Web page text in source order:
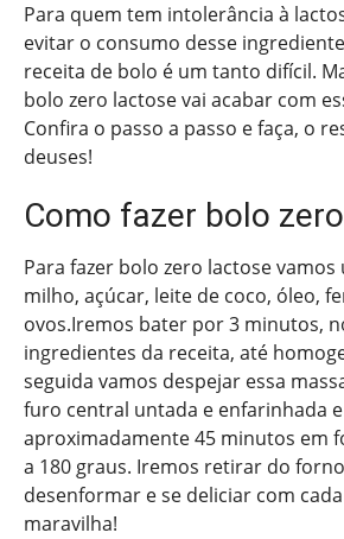
Para quem tem intolerância à
evitar o consumo desse
receita de bolo é um tanto difícil.
bolo zero lactose vai acabar com
Confira o passo a passo e faça, o
deuses!
Como fazer bolo
Para fazer bolo zero lactose
milho, açúcar, leite de coco, óleo,
ovos.Iremos bater por 3 minutos,
ingredientes da receita, até
seguida vamos despejar essa
furo central untada e enfarinhada
aproximadamente 45 minutos em
a 180 graus. Iremos retirar do
desenformar e se deliciar com
maravilha!